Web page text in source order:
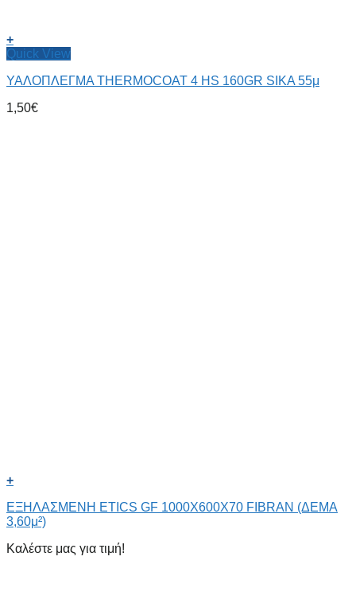
+
Quick View
ΥΑΛΟΠΛΕΓΜΑ THERMOCOAT 4 HS 160GR SIKA 55μ
1,50€
+
ΕΞΗΛΑΣΜΕΝΗ ETICS GF 1000X600X70 FIBRAN (ΔΕΜΑ
3,60μ²)
Καλέστε μας για τιμή!